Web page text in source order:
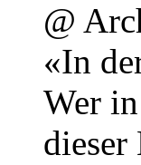
@
«In
Wer